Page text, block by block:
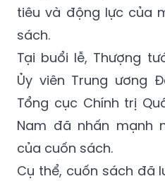
tiêu và động lực của
sách.
Tại buổi lễ, Thượng
Ủy viên Trung ương
Tổng cục Chính trị
Nam đã nhấn mạnh
của cuốn sách.
Cụ thể, cuốn sách đã